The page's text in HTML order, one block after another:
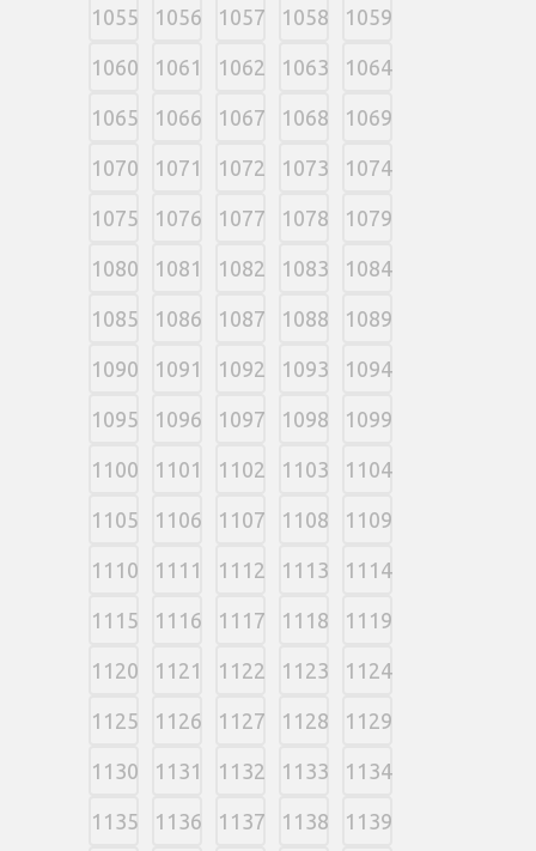
1055 1056 1057 1058 1059
1060 1061 1062 1063 1064
1065 1066 1067 1068 1069
1070 1071 1072 1073 1074
1075 1076 1077 1078 1079
1080 1081 1082 1083 1084
1085 1086 1087 1088 1089
1090 1091 1092 1093 1094
1095 1096 1097 1098 1099
1100 1101 1102 1103 1104
1105 1106 1107 1108 1109
1110 1111 1112 1113 1114
1115 1116 1117 1118 1119
1120 1121 1122 1123 1124
1125 1126 1127 1128 1129
1130 1131 1132 1133 1134
1135 1136 1137 1138 1139